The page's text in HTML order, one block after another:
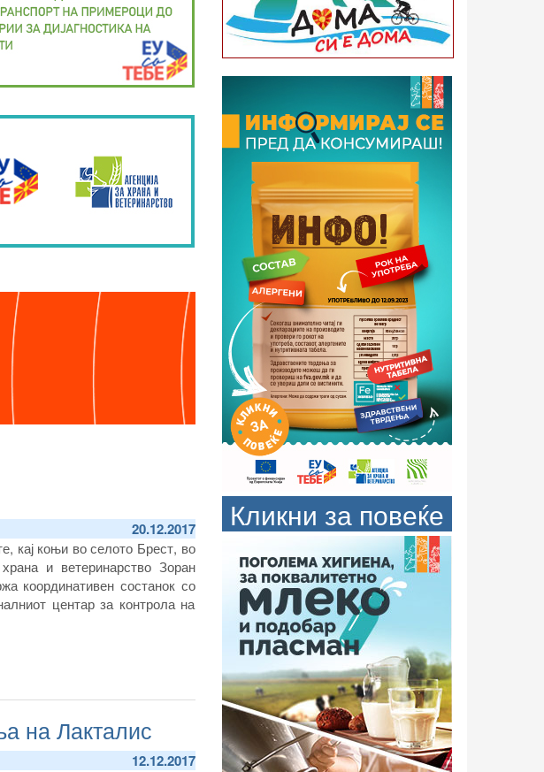
20.12.2017
кај коњи во селото Брест, во
и ветеринарство Зоран
координативен состанок со
центар за контрола на
на Лакталис
12.12.2017
Кликни за повеќе